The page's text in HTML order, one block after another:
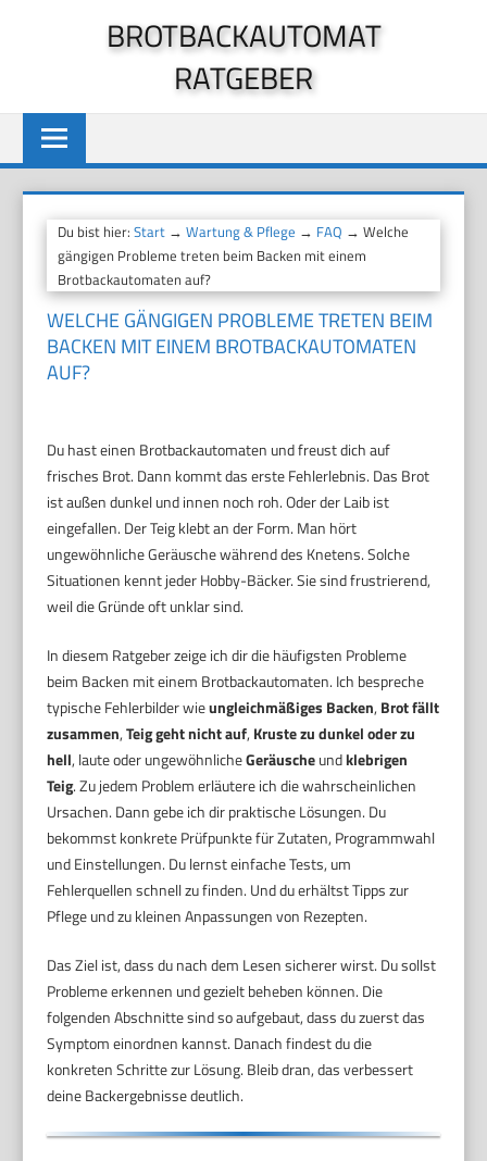
BROTBACKAUTOMAT
RATGEBER
Du bist hier:Start →Wartung & Pflege → FAQ → Welche
gängigen Probleme treten beim Backen mit einem
Brotbackautomaten auf?
WELCHE GÄNGIGEN PROBLEME TRETEN BEIM
BACKEN MIT EINEM BROTBACKAUTOMATEN
AUF?
Du hast einen Brotbackautomaten und freust dich auf
frisches Brot. Dann kommt das erste Fehl­erlebnis. Das Brot
ist außen dunkel und innen noch roh. Oder der Laib ist
eingefallen. Der Teig klebt an der Form. Man hört
ungewöhnliche Geräusche während des Knetens. Solche
Situationen kennt jeder Hobby-Bäcker. Sie sind frustrierend,
weil die Gründe oft unklar sind.
In diesem Ratgeber zeige ich dir die häufigsten Probleme
beim Backen mit einem Brotbackautomaten. Ich bespreche
typische Fehlerbilder wieungleichmäßiges Backen, Brot fällt
zusammen,Teig geht nicht auf, Kruste zu dunkel oder zu
hell, laute oder ungewöhnlicheGeräuscheundklebrigen
Teig. Zu jedem Problem erläutere ich die wahrscheinlichen
Ursachen. Dann gebe ich dir praktische Lösungen. Du
bekommst konkrete Prüfpunkte für Zutaten, Programmwahl
und Einstellungen. Du lernst einfache Tests, um
Fehlerquellen schnell zu finden. Und du erhältst Tipps zur
Pflege und zu kleinen Anpassungen von Rezepten.
Das Ziel ist, dass du nach dem Lesen sicherer wirst. Du sollst
Probleme erkennen und gezielt beheben können. Die
folgenden Abschnitte sind so aufgebaut, dass du zuerst das
Symptom einordnen kannst. Danach findest du die
konkreten Schritte zur Lösung. Bleib dran, das verbessert
deine Backergebnisse deutlich.